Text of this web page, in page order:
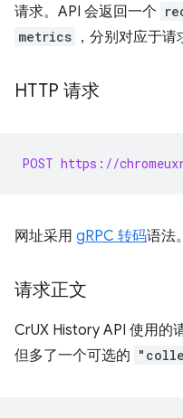
请求。API 会返回一个
metrics ，分别对应于请
HTTP 请求
POST https://
网址采用 gRPC 转码语法。
请求正文
CrUX History API 使用的
但多了一个可选的